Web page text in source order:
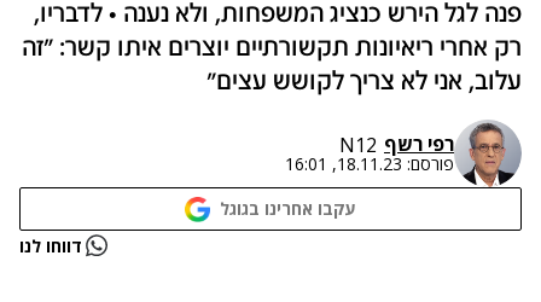
פנה לגל הירש כנציג המשפחות, ולא נענה • לדבריו,
רק אחרי ריאיונות תקשורתיים יוצרים איתו קשר: "זה
עלוב, אני לא צריך לקושש עצים"
רפי רשף N12
פורסם: 18.11.23, 16:01
עקבו אחרינו בגוגל
נתקלנו בבעיה דווחו לנו